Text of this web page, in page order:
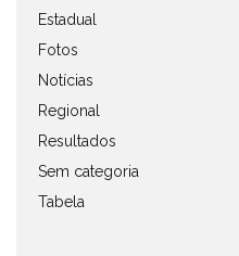
Estadual
Fotos
Notícias
Regional
Resultados
Sem categoria
Tabela